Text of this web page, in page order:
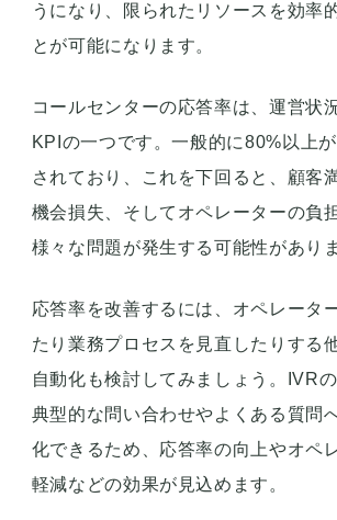
うになり、限られたリソースを効率
とが可能になります。
コールセンターの応答率は、運営状
KPIの一つです。一般的に80%以上
されており、これを下回ると、顧客
機会損失、そしてオペレーターの負
様々な問題が発生する可能性があり
応答率を改善するには、オペレータ
たり業務プロセスを見直したりする
自動化も検討してみましょう。IVRの
典型的な問い合わせやよくある質問
化できるため、応答率の向上やオペ
軽減などの効果が見込めます。